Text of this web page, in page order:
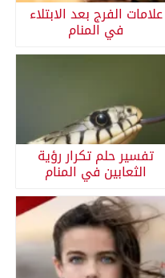
علامات الفرج بعد الابتلاء
في المنام
تفسير حلم تكرار رؤية
الثعابين في المنام